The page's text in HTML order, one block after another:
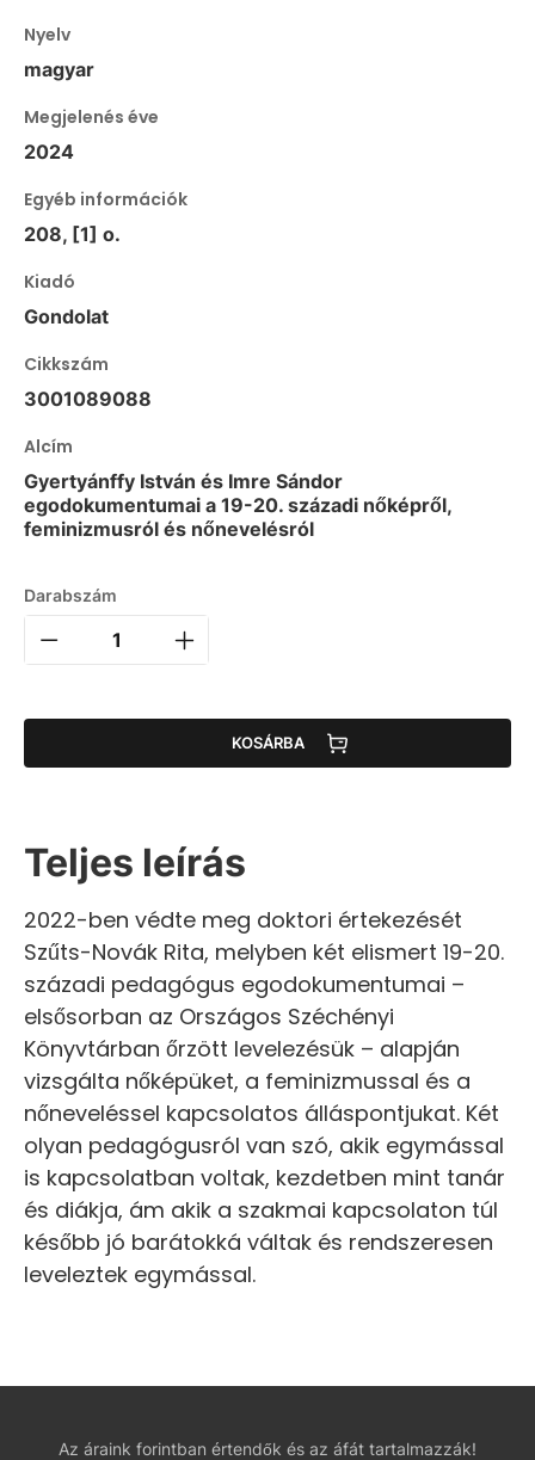
Nyelv
magyar
Megjelenés éve
2024
Egyéb információk
208, [1] o.
Kiadó
Gondolat
Cikkszám
3001089088
Alcím
Gyertyánffy István és Imre Sándor
egodokumentumai a 19-20. századi nőképről,
feminizmusról és nőnevelésról
Darabszám
KOSÁRBA
Teljes leírás
2022-ben védte meg doktori értekezését
Szűts-Novák Rita, melyben két elismert 19-20.
századi pedagógus egodokumentumai –
elsősorban az Országos Széchényi
Könyvtárban őrzött levelezésük – alapján
vizsgálta nőképüket, a feminizmussal és a
nőneveléssel kapcsolatos álláspontjukat. Két
olyan pedagógusról van szó, akik egymással
is kapcsolatban voltak, kezdetben mint tanár
és diákja, ám akik a szakmai kapcsolaton túl
később jó barátokká váltak és rendszeresen
leveleztek egymással.
Az áraink forintban értendők és az áfát tartalmazzák!